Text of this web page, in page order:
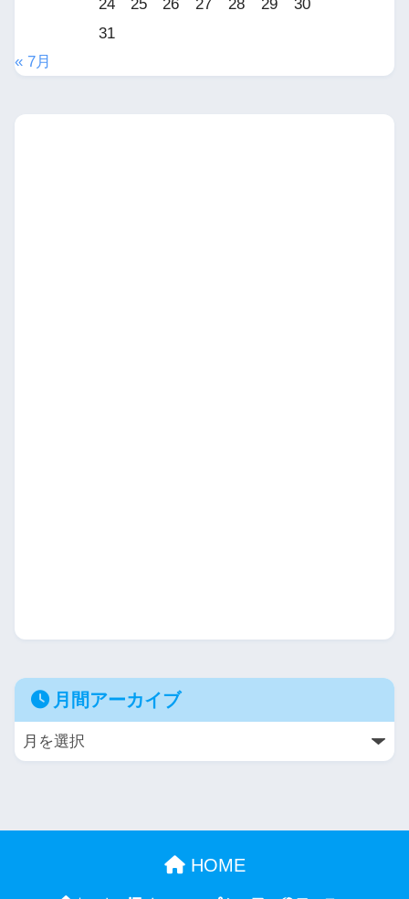
24
25 26 27 28 29
30
31
« 7月
月間アーカイブ
HOME